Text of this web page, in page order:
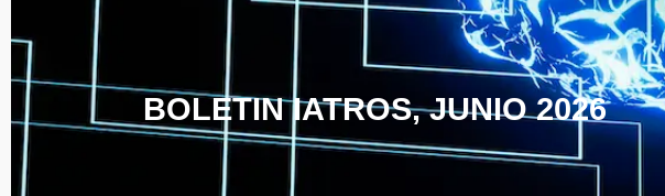
BOLETIN IATROS, JUNIO 2026